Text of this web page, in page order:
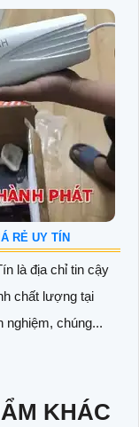
RẺ UY TÍN
là địa chỉ tin cậy
chất lượng tại
nghiệm, chúng...
KHÁC